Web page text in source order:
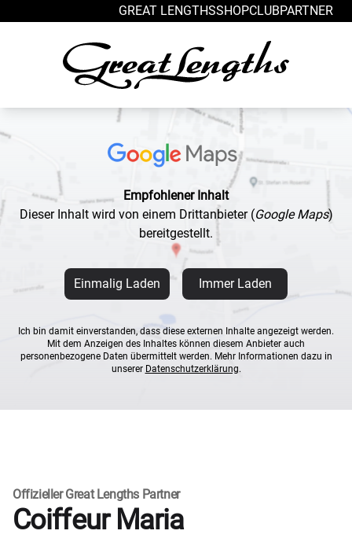
GREAT LENGTHSSHOPCLUBPARTNER
Empfohlener Inhalt
Dieser Inhalt wird von einem Drittanbieter (Google Maps)
bereitgestellt.
Einmalig Laden Immer Laden
Ich bin damit einverstanden, dass diese externen Inhalte angezeigt werden.
Mit dem Anzeigen des Inhaltes können diesem Anbieter auch
personenbezogene Daten übermittelt werden. Mehr Informationen dazu in
unserer Datenschutzerklärung.
Offizieller Great Lengths Partner
Coiffeur Maria